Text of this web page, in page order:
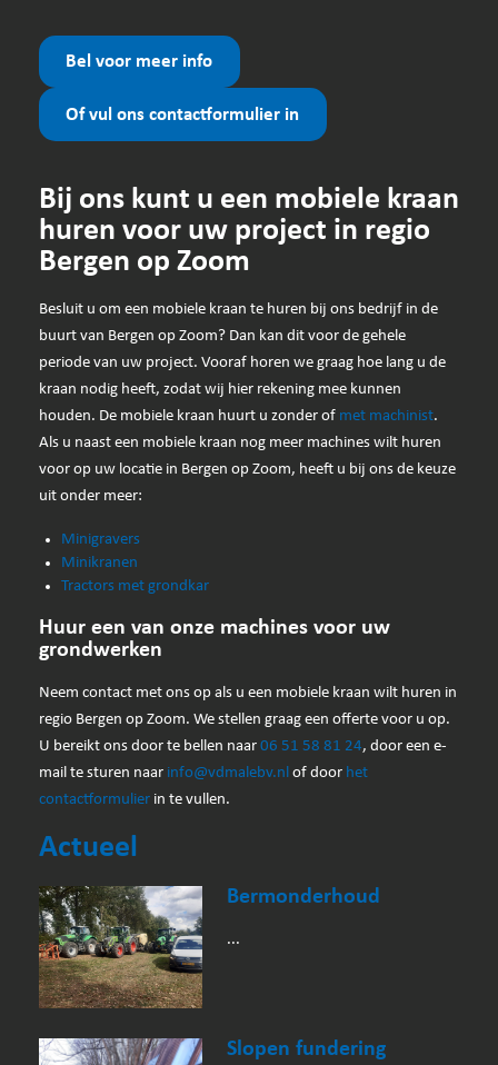
Bel voor meer info
Of vul ons contactformulier in
Bij ons kunt u een mobiele kraan
huren voor uw project in regio
Bergen op Zoom
Besluit u om een mobiele kraan te huren bij ons bedrijf in de
buurt van Bergen op Zoom? Dan kan dit voor de gehele
periode van uw project. Vooraf horen we graag hoe lang u de
kraan nodig heeft, zodat wij hier rekening mee kunnen
houden. De mobiele kraan huurt u zonder of met machinist.
Als u naast een mobiele kraan nog meer machines wilt huren
voor op uw locatie in Bergen op Zoom, heeft u bij ons de keuze
uit onder meer:
Minigravers
Minikranen
Tractors met grondkar
Huur een van onze machines voor uw
grondwerken
Neem contact met ons op als u een mobiele kraan wilt huren in
regio Bergen op Zoom. We stellen graag een offerte voor u op.
U bereikt ons door te bellen naar 06 51 58 81 24, door een e-
mail te sturen naar info@vdmalebv.nl of door het
contactformulier in te vullen.
Actueel
Bermonderhoud
...
Slopen fundering